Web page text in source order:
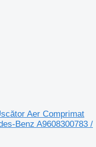
Aer Comprimat
Benz A9608300783 /